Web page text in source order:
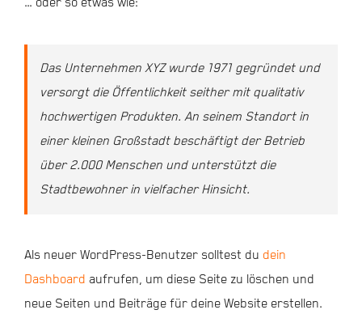
Das Unternehmen XYZ wurde 1971 gegründet und
versorgt die Öffentlichkeit seither mit qualitativ
hochwertigen Produkten. An seinem Standort in
einer kleinen Großstadt beschäftigt der Betrieb
über 2.000 Menschen und unterstützt die
Stadtbewohner in vielfacher Hinsicht.
Als neuer WordPress-Benutzer solltest du dein
Dashboard aufrufen, um diese Seite zu löschen und
neue Seiten und Beiträge für deine Website erstellen.